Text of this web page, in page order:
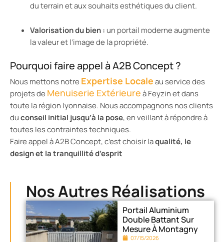
du terrain et aux souhaits esthétiques du client.
Valorisation du bien : un portail moderne augmente
la valeur et l’image de la propriété.
Pourquoi faire appel à A2B Concept ?
Nous mettons notre Expertise Localeau service des
projets de Menuiserie Extérieureà Feyzin et dans
toute la région lyonnaise. Nous accompagnons nos clients
duconseil initial jusqu’à la pose, en veillant à répondre à
toutes les contraintes techniques.
Faire appel à A2B Concept, c’est choisir laqualité, le
design et la tranquillité d’esprit
Nos Autres Réalisations
Portail Aluminium
Double Battant Sur
Mesure À Montagny
07/15/2026